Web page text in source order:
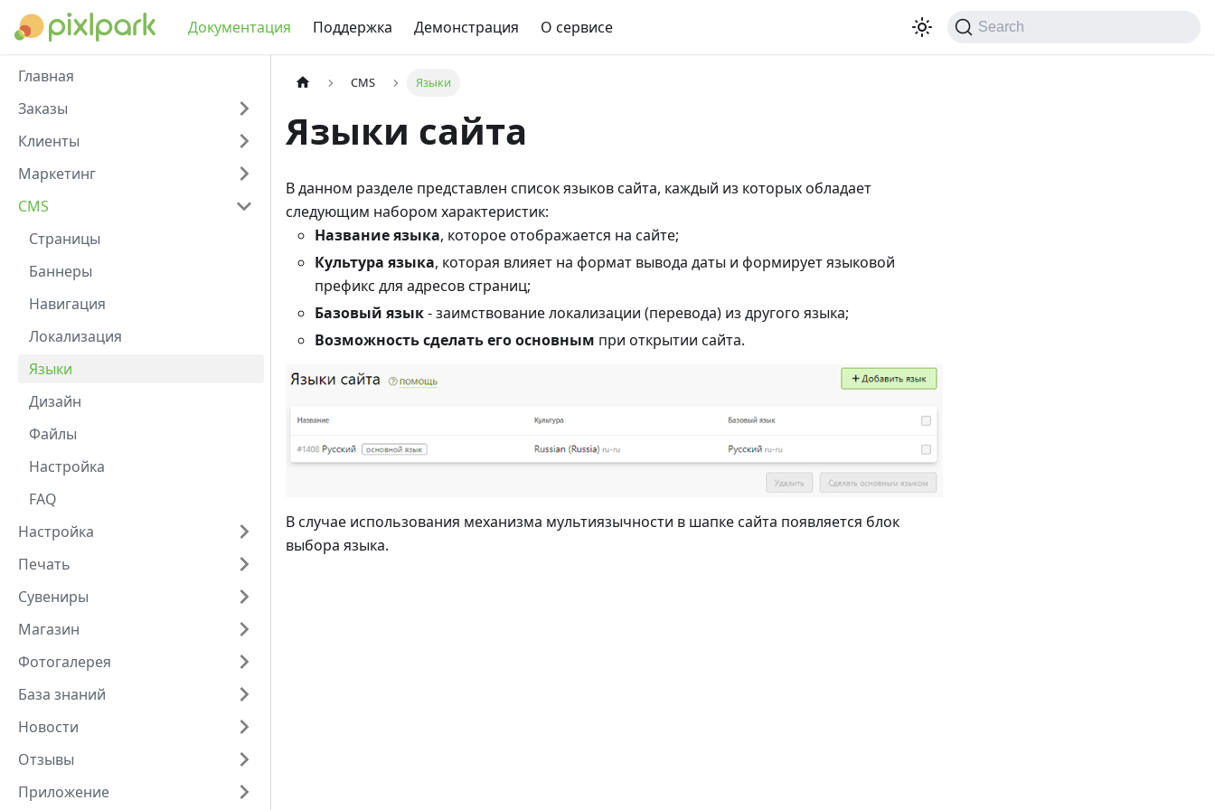
Документация Поддержка Демонстрация О сервисе Search
Главная
Заказы
Клиенты
Маркетинг
CMS
Страницы
Баннеры
Навигация
Локализация
Языки
Дизайн
Файлы
Настройка
FAQ
Настройка
Печать
Сувениры
Магазин
Фотогалерея
База знаний
Новости
Отзывы
Приложение
CMS Языки
Языки сайта
В данном разделе представлен список языков сайта, каждый из которых обладает
следующим набором характеристик:
Название языка, которое отображается на сайте;
Культура языка, которая влияет на формат вывода даты и формирует языковой
префикс для адресов страниц;
Базовый язык- заимствование локализации (перевода) из другого языка;
Возможность сделать его основным при открытии сайта.
В случае использования механизма мультиязычности в шапке сайта появляется блок
выбора языка.